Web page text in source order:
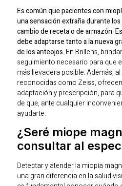
Es común que pacientes con
una sensación extraña durante
cambio de receta o de armazón.
debe adaptarse tanto a la nueva
de los anteojos. En Brillens,
seguimiento necesario para que
más llevadera posible. Además,
reconocidas como Zeiss,
adaptación y prescripción, para
de que, ante cualquier
ayudarte.
¿Seré miope
consultar al
Detectar y atender la miopía
una gran diferencia en la salud